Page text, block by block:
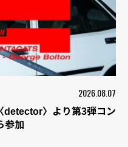
2026.08.07
detector〉より第3弾コン
参加